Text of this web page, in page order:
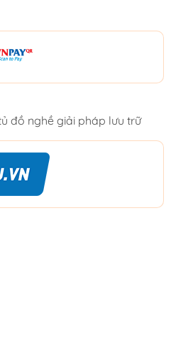
đồ nghề giải pháp lưu trữ